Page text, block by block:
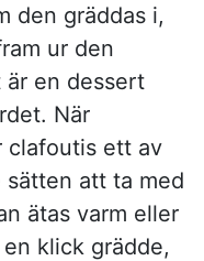
den gräddas i,
ur den
är en dessert
När
clafoutis ett av
att ta med
ätas varm eller
klick grädde,